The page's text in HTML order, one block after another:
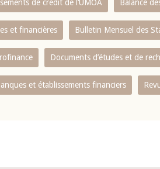
de crédit de l‘UMOA Balance
et financières Bulletin Mensuel des
Documents d’études et de
et établissements financiers